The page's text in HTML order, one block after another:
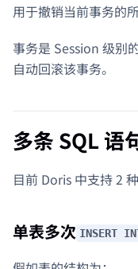
用于撤销当前事务的
事务是 Session 级别
自动回滚该事务。
多条 SQL 语
目前 Doris 中支持 2
单表多次 INSERT